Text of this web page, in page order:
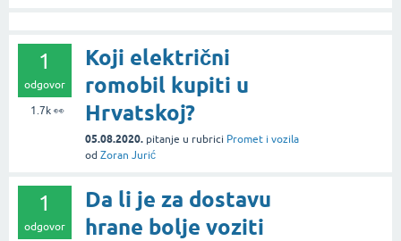
1
odgovor
1.7k👀
Koji električni
romobil kupiti u
Hrvatskoj?
05.08.2020. pitanje u rubrici Promet i vozila
od Zoran Jurić
1
odgovor
Da li je za dostavu
hrane bolje voziti